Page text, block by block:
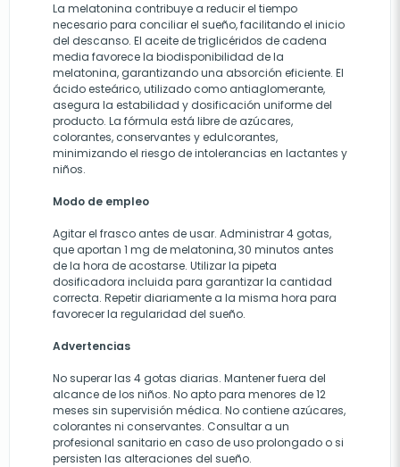
La melatonina contribuye a reducir el tiempo
necesario para conciliar el sueño, facilitando el inicio
del descanso. El aceite de triglicéridos de cadena
media favorece la biodisponibilidad de la
melatonina, garantizando una absorción eficiente. El
ácido esteárico, utilizado como antiaglomerante,
asegura la estabilidad y dosificación uniforme del
producto. La fórmula está libre de azúcares,
colorantes, conservantes y edulcorantes,
minimizando el riesgo de intolerancias en lactantes y
niños.
Modo de empleo
Agitar el frasco antes de usar. Administrar 4 gotas,
que aportan 1 mg de melatonina, 30 minutos antes
de la hora de acostarse. Utilizar la pipeta
dosificadora incluida para garantizar la cantidad
correcta. Repetir diariamente a la misma hora para
favorecer la regularidad del sueño.
Advertencias
No superar las 4 gotas diarias. Mantener fuera del
alcance de los niños. No apto para menores de 12
meses sin supervisión médica. No contiene azúcares,
colorantes ni conservantes. Consultar a un
profesional sanitario en caso de uso prolongado o si
persisten las alteraciones del sueño.